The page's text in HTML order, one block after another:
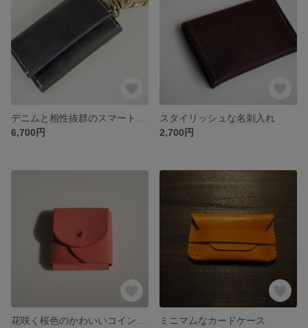
6,700円
スタイリッシュな名刺入れ
2,700円
ミニマムなカードケース